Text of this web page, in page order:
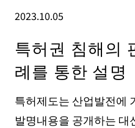
2023.10.05
특허권 침해의
례를 통한 설명
특허제도는 산업발전에
발명내용을 공개하는 대